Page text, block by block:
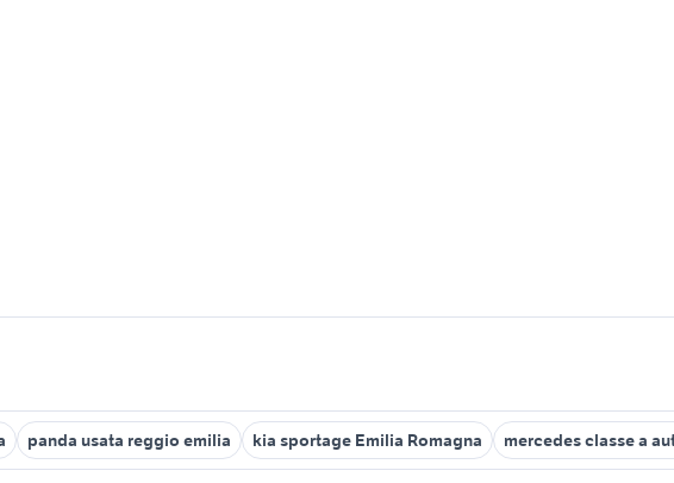
panda usata reggio emilia kia sportage Emilia Romagna mercedes classe a